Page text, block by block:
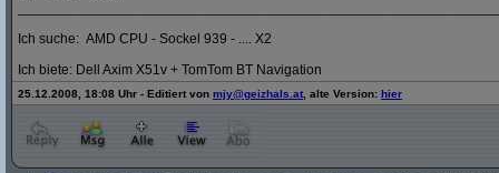
Ich suche: AMD CPU - Sockel 939 - .... X2
Ich biete: Dell Axim X51v + TomTom BT Navigation
25.12.2008, 18:08 Uhr - Editiert von mjy@geizhals.at , alte Version: hier